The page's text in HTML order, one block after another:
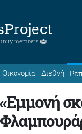
members
Οικονομία Διεθνή
«Εμμονή